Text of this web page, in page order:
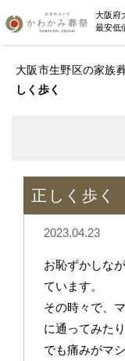
大阪府
最安低
大阪市生野区の家族
しく歩く
正しく歩く
2023.04.23
お恥ずかしな
ています。
その時々で、
に通ってみた
でも痛みがマ